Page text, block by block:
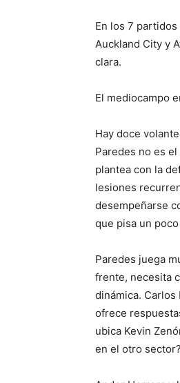
En los 7
Auckland City y
clara.
El mediocampo
Hay doce
Paredes no es
plantea con la
lesiones
desempeñarse
que pisa un
Paredes juega
frente, necesita
dinámica.
ofrece
ubica Kevin
en el otro